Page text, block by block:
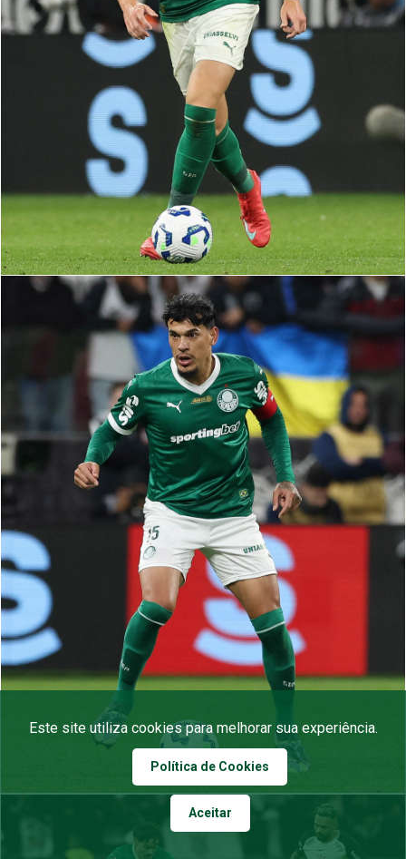
Este site utiliza cookies para melhorar sua experiência.
Política de Cookies
Aceitar